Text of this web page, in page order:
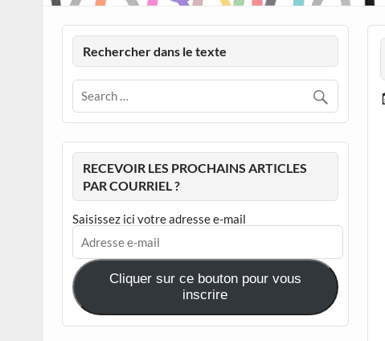
Rechercher dans le texte
RECEVOIR LES PROCHAINS ARTICLES
PAR COURRIEL ?
Saisissez ici votre adresse e-mail
Adresse
e-
mail
Cliquer sur ce bouton pour vous
inscrire